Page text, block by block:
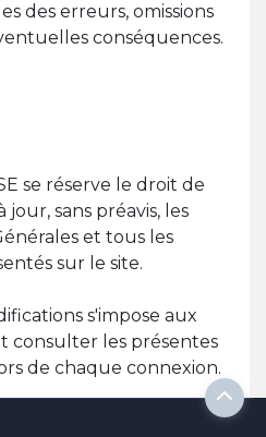
des erreurs, omissions
conséquences.
se réserve le droit de
sans préavis, les
et tous les
sur le site.
s'impose aux
consulter les présentes
de chaque connexion.